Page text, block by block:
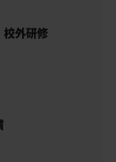
校外研修